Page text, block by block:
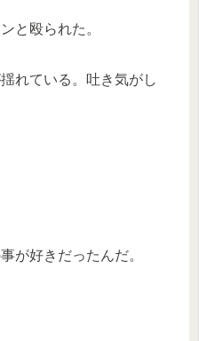
と殴られた。
れている。吐き気がし
が好きだったんだ。